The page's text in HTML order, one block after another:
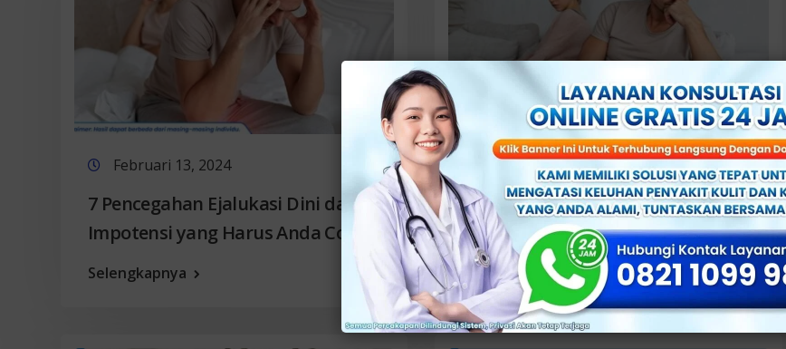
Februari 13, 2024
7 Pencegahan Ejalukasi Dini dan
Impotensi yang Harus Anda Coba!
Selengkapnya
Februari 10, 2024
4 Penyebab Sperma Tidak Keluar
dan 5 Solusinya, Cek yuk!
Selengkapnya